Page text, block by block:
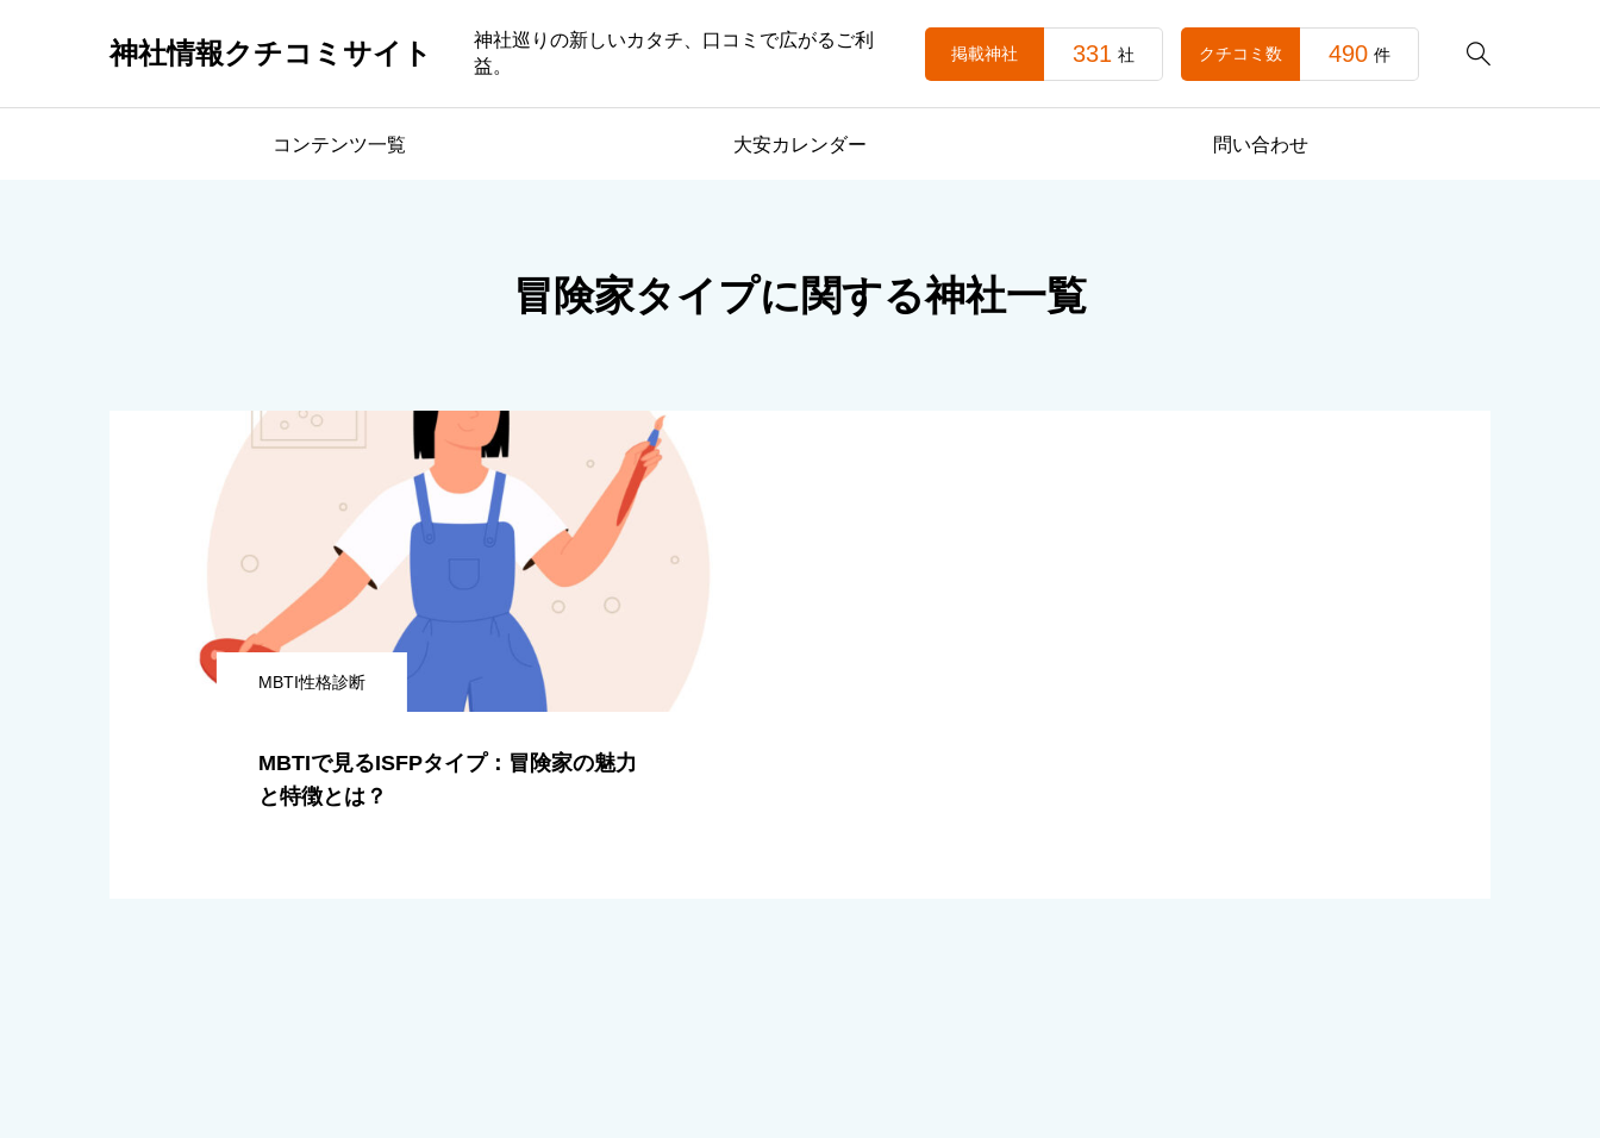
神社情報クチコミサイト
神社巡りの新しいカタチ、口コミで広がるご利
益。

掲載神社 331 社 クチコミ数 490 件
コンテンツ一覧 大安カレンダー 問い合わせ
冒険家タイプに関する神社一覧
MBTI性格診断
MBTIで見るISFPタイプ：冒険家の魅力
と特徴とは？